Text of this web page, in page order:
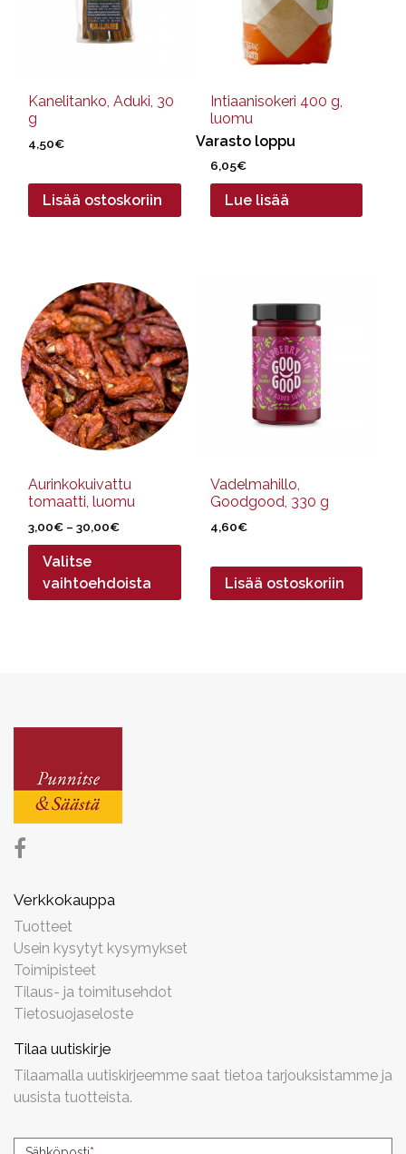
Kanelitanko, Aduki, 30
g
4,50€
Lisää ostoskoriin
Intiaanisokeri 400 g,
luomu
Varasto loppu
6,05€
Lue lisää
Aurinkokuivattu
tomaatti, luomu
3,00€ – 30,00€Hintaluokka:
3,00€
30,00€
Valitse
vaihtoehdoista
tuotteella
on
useampi
muunnelma.
Voit
tehdä
valinnat
sivulla.
Vadelmahillo,
Goodgood, 330 g
4,60€
Lisää ostoskoriin
Verkkokauppa
Tuotteet
Usein kysytyt kysymykset
Toimipisteet
Tilaus- ja toimitusehdot
Tietosuojaseloste
Tilaa uutiskirje
Tilaamalla uutiskirjeemme saat tietoa tarjouksistamme ja
uusista tuotteista.
Uutiskirjeen